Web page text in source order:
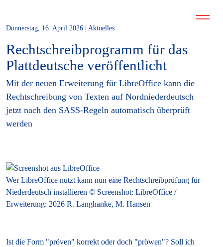
Donnerstag, 16. April 2026 | Aktuelles
Rechtschreibprogramm für das
Plattdeutsche veröffentlicht
Mit der neuen Erweiterung für LibreOffice kann die
Rechtschreibung von Texten auf Nordniederdeutsch
jetzt nach den SASS-Regeln automatisch überprüft
werden
Wer LibreOffice nutzt kann nun eine Rechtschreibprüfung für
Niederdeutsch installieren © Screenshot: LibreOffice /
Erweiterung: 2026 R. Langhanke, M. Hansen
Ist die Form "pröven" korrekt oder doch "pröwen"? Soll ich